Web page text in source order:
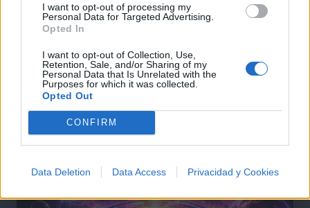
I want to opt-out of processing my
Personal Data for Targeted Advertising.
Opted In
I want to opt-out of Collection, Use,
Retention, Sale, and/or Sharing of my
Personal Data that Is Unrelated with the
Purposes for which it was collected.
Opted Out
CONFIRM
Data Deletion Data Access Privacidad y Cookies
Comentar Letra
Comenta o pregunta lo que desees sobre Congal
Tijuana o 'Pensando en tus ojos'
Comentarios (3)
Ver perfil
@musicapuntocom Ver perfil